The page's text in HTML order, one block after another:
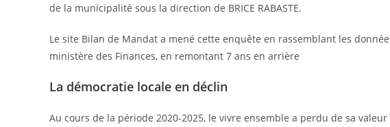
de la municipalité sous la direction de BRICE RABASTE.
Le site Bilan de Mandat a mené cette enquête en rassemblant les
ministère des Finances, en remontant 7 ans en arrière
La démocratie locale en déclin
Au cours de la période 2020-2025, le vivre ensemble a perdu de sa